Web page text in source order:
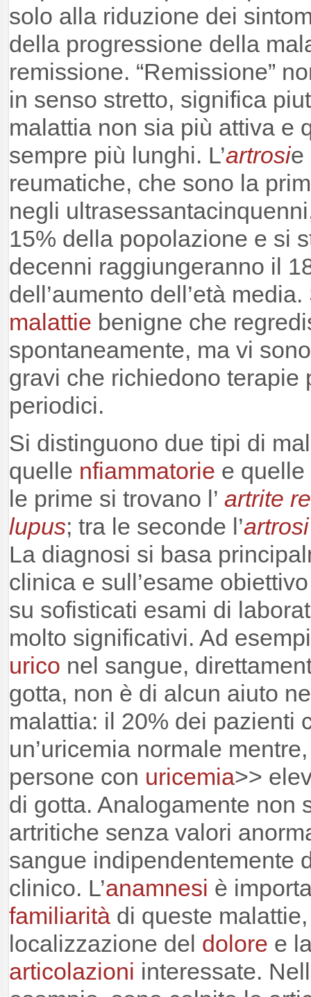
solo alla riduzione dei
della progressione della
remissione. “Remissione”
in senso stretto, significa
malattia non sia più attiva e
sempre più lunghi. L’artrosie
reumatiche, che sono la
negli
15% della popolazione e si
decenni raggiungeranno il
dell’aumento dell’età
malattie benigne che
spontaneamente, ma vi
gravi che richiedono terapie
periodici.
Si distinguono due tipi di
quelle nfiammatorie e quelle
le prime si trovano l’ artrite
lupus; tra le seconde l’artrosi
La diagnosi si basa
clinica e sull’esame
su sofisticati esami di
molto significativi. Ad
urico nel sangue,
gotta, non è di alcun aiuto
malattia: il 20% dei pazienti
un’uricemia normale
persone con uricemia>>
di gotta. Analogamente non
artritiche senza valori
sangue indipendentemente
clinico. L’anamnesi è
familiarità di queste
localizzazione del dolore e
articolazioni interessate.